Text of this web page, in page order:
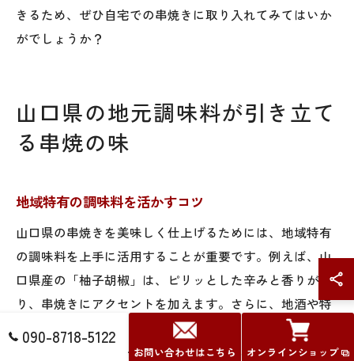
きるため、ぜひ自宅での串焼きに取り入れてみてはいか
がでしょうか？
山口県の地元調味料が引き立て
る串焼の味
地域特有の調味料を活かすコツ
山口県の串焼きを美味しく仕上げるためには、地域特有
の調味料を上手に活用することが重要です。例えば、山
口県産の「柚子胡椒」は、ピリッとした辛みと香りがあ
り、串焼きにアクセントを加えます。さらに、地酒や特
産の「うに」を使ったソースを添えると、深い味わいが
楽しめます。調味料は、ただの味付けにとどまらず、素
090-8718-5122
お問い合わせはこちら オンラインショップ